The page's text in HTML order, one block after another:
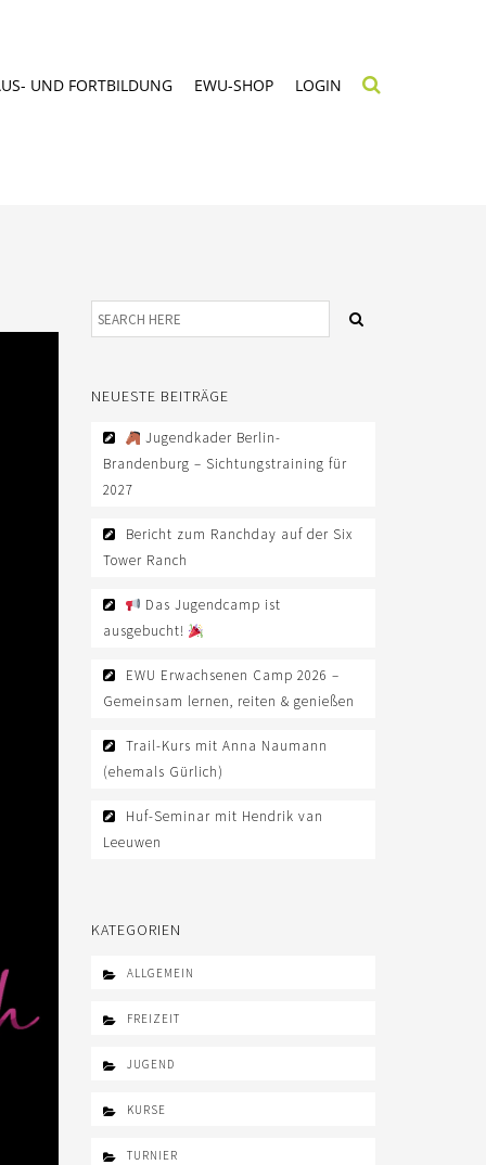
UND FORTBILDUNG EWU-SHOP LOGIN
NEUESTE BEITRÄGE
Jugendkader Berlin-
Brandenburg – Sichtungstraining für
2027
Bericht zum Ranchday auf der Six
Tower Ranch
Das Jugendcamp ist
ausgebucht!
EWU Erwachsenen Camp 2026 –
Gemeinsam lernen, reiten & genießen
Trail-Kurs mit Anna Naumann
(ehemals Gürlich)
Huf-Seminar mit Hendrik van
Leeuwen
KATEGORIEN
ALLGEMEIN
FREIZEIT
JUGEND
KURSE
TURNIER